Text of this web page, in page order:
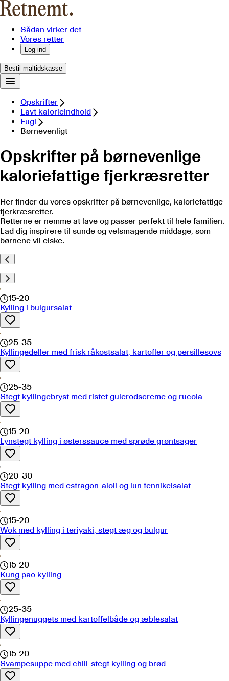
Sådan virker det
Vores retter
Log ind
Bestil måltidskasse
Opskrifter
Lavt kalorieindhold
Fugl
Børnevenligt
Opskrifter på børnevenlige
kaloriefattige fjerkræsretter
Her finder du vores opskrifter på børnevenlige, kaloriefattige
fjerkræsretter.
Retterne er nemme at lave og passer perfekt til hele familien.
Lad dig inspirere til sunde og velsmagende middage, som
børnene vil elske.
15-20
Kylling i bulgursalat
25-35
Kyllingedeller med frisk råkostsalat, kartofler og persillesovs
25-35
Stegt kyllingebryst med ristet gulerodscreme og rucola
15-20
Lynstegt kylling i østerssauce med sprøde grøntsager
20-30
Stegt kylling med estragon-aioli og lun fennikelsalat
15-20
Wok med kylling i teriyaki, stegt æg og bulgur
15-20
Kung pao kylling
25-35
Kyllingenuggets med kartoffelbåde og æblesalat
15-20
Svampesuppe med chili-stegt kylling og brød